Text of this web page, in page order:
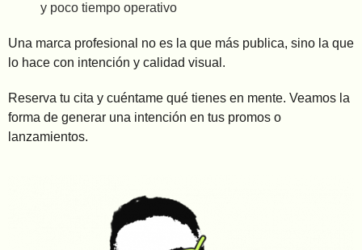
y poco tiempo operativo
Una marca profesional no es la que más publica, sino la que
lo hace con intención y calidad visual.
Reserva tu cita y cuéntame qué tienes en mente. Veamos la
forma de generar una intención en tus promos o
lanzamientos.